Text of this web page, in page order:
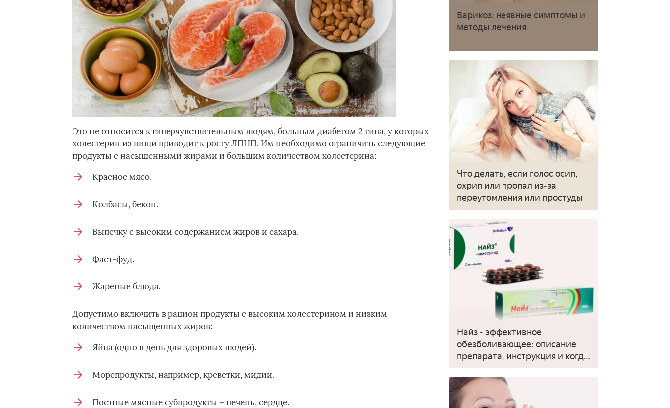
Это не относится к гиперчувствительным людям, больным диабетом 2 типа, у которых
холестерин из пищи приводит к росту ЛПНП. Им необходимо ограничить следующие
продукты с насыщенными жирами и большим количеством холестерина:
Красное мясо.
Колбасы, бекон.
Выпечку с высоким содержанием жиров и сахара.
Фаст-фуд.
Жареные блюда.
Допустимо включить в рацион продукты с высоким холестерином и низким
количеством насыщенных жиров:
Яйца (одно в день для здоровых людей).
Морепродукты, например, креветки, мидии.
Постные мясные субпродукты – печень, сердце.
Варикоз: неявные симптомы и
методы лечения
Что делать, если голос осип,
охрип или пропал из-за
переутомления или простуды
Найз - эффективное
обезболивающее: описание
препарата, инструкция и когда
применять